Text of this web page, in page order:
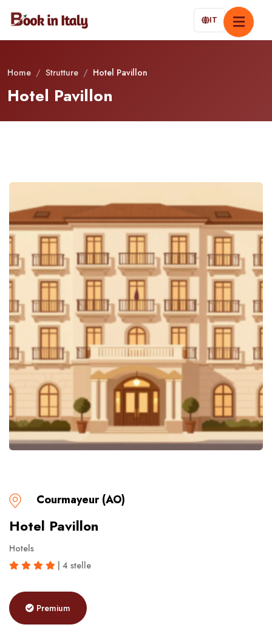
IT
Home / Strutture / Hotel Pavillon
Hotel Pavillon
Courmayeur (AO)
Hotel Pavillon
Hotels
| 4 stelle
Premium